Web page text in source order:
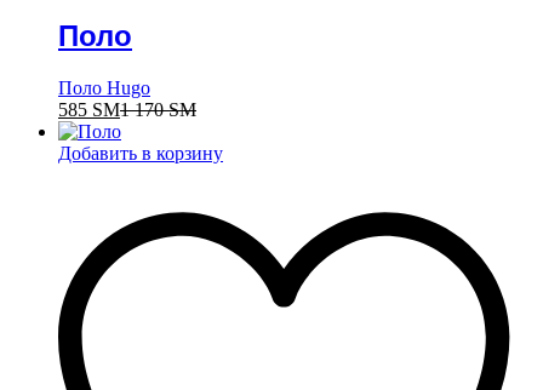
Поло
Поло Hugo
585 ЅМ1 170ЅМ
Добавить в корзину